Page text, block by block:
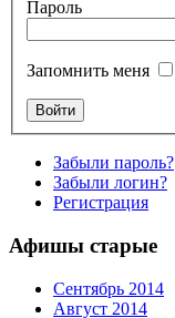
Пароль
Запомнить меня
Забыли пароль?
Забыли логин?
Регистрация
Афишы старые
Сентябрь 2014
Август 2014